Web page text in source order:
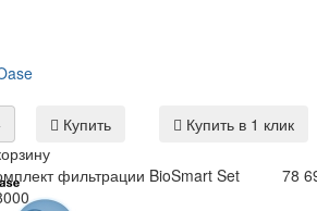
Купить
Купить в 1 клик
фильтрации BioSmart Set
78